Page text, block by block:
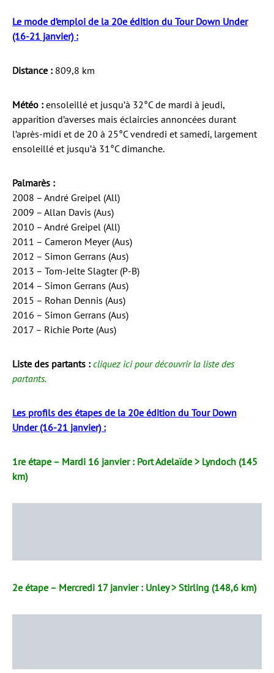
Le mode d’emploi de la 20e édition du Tour Down Under
(16-21 janvier) :
Distance : 809,8 km
Météo : ensoleillé et jusqu’à 32°C de mardi à jeudi,
apparition d’averses mais éclaircies annoncées durant
l’après-midi et de 20 à 25°C vendredi et samedi, largement
ensoleillé et jusqu’à 31°C dimanche.
Palmarès :
2008 – André Greipel (All)
2009 – Allan Davis (Aus)
2010 – André Greipel (All)
2011 – Cameron Meyer (Aus)
2012 – Simon Gerrans (Aus)
2013 – Tom-Jelte Slagter (P-B)
2014 – Simon Gerrans (Aus)
2015 – Rohan Dennis (Aus)
2016 – Simon Gerrans (Aus)
2017 – Richie Porte (Aus)
Liste des partants : cliquez ici pour découvrir la liste des
partants.
Les profils des étapes de la 20e édition du Tour Down
Under (16-21 janvier) :
1re étape – Mardi 16 janvier : Port Adelaïde > Lyndoch (145
km)
2e étape – Mercredi 17 janvier : Unley > Stirling (148,6 km)